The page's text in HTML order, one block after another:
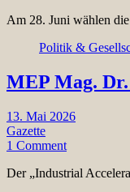
Am 28. Juni wählen
Politik &
MEP Mag.
13. Mai 2026
Gazette
1 Comment
Der „Industrial